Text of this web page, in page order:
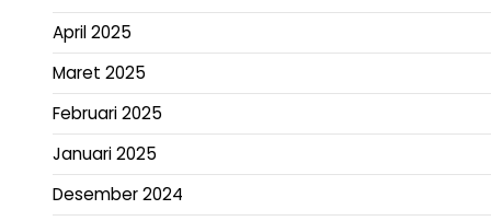
April 2025
Maret 2025
Februari 2025
Januari 2025
Desember 2024